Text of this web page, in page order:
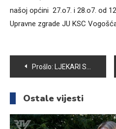
našoj općini 27.o7. i 28.o7. od
Upravne zgrade JU KSC
Navigacija
članaka
Prošlo: LJEKARI SAVJETUJU OPREZ ZBOG VELIKIH VRUĆINA
Ostale vijesti